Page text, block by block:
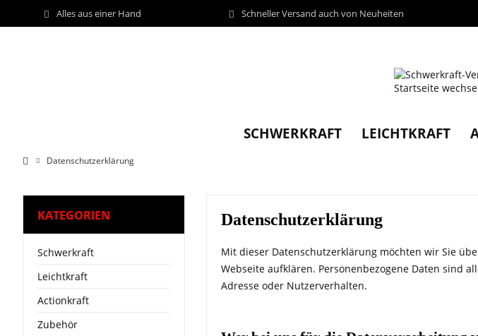
Alles aus einer Hand Schneller Versand auch von Neuheiten
SCHWERKRAFT LEICHTKRAFT
Datenschutzerklärung
KATEGORIEN
Schwerkraft
Leichtkraft
Actionkraft
Zubehör
Datenschutzerklärung
Mit dieser Datenschutzerklärung möchten wir Sie
Webseite aufklären. Personenbezogene Daten sind
Adresse oder Nutzerverhalten.